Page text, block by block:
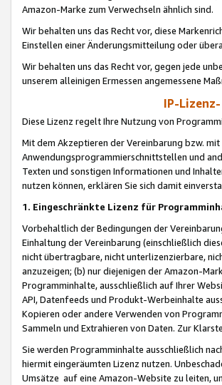
Amazon-Marke zum Verwechseln ähnlich sind.
Wir behalten uns das Recht vor, diese
Einstellen einer Änderungsmitteilung oder
Wir behalten uns das Recht vor, gegen jede
unserem alleinigen Ermessen angemessene
IP-
Diese Lizenz regelt Ihre Nutzung von
Mit dem Akzeptieren der Vereinbarung bzw.
Anwendungsprogrammierschnittstellen und
Texten und sonstigen Informationen und
nutzen können, erklären Sie sich damit
1. Eingeschränkte Lizenz für
Vorbehaltlich der Bedingungen der
Einhaltung der Vereinbarung (einschließlich
nicht übertragbare, nicht unterlizenzierbare,
anzuzeigen; (b) nur diejenigen der Amazon-
Programminhalte, ausschließlich auf Ihrer
API, Datenfeeds und Produkt-Werbeinhalte
Kopieren oder andere Verwenden von
Sammeln und Extrahieren von Daten. Zur
Sie werden Programminhalte ausschließlich
hiermit eingeräumten Lizenz nutzen.
Umsätze auf eine Amazon-Website zu leiten,